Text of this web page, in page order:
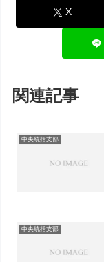
X
関連記事
中央統括支部
中央統括支部